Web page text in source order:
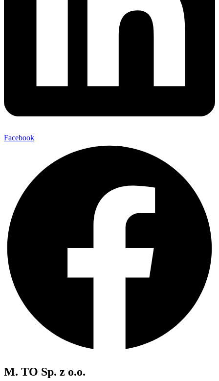
Facebook
M. TO Sp. z o.o.